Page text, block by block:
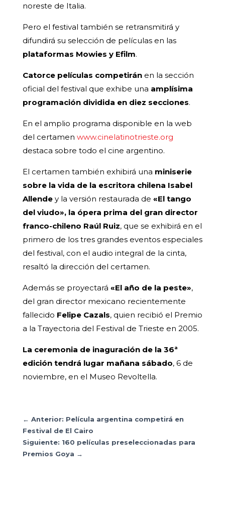
noreste de Italia.
Pero el festival también se retransmitirá y
difundirá su selección de películas en las
plataformas Mowies y Efilm.
Catorce películas competiránen la sección
oficial del festival que exhibe una amplísima
programación dividida en diez secciones.
En el amplio programa disponible en la web
del certamen www.cinelatinotrieste.org
destaca sobre todo el cine argentino.
El certamen también exhibirá una miniserie
sobre la vida de la escritora chilena Isabel
Allendey la versión restaurada de «El tango
del viudo», la ópera prima del gran director
franco-chileno Raúl Ruiz, que se exhibirá en el
primero de los tres grandes eventos especiales
del festival, con el audio integral de la cinta,
resaltó la dirección del certamen.
Además se proyectará «El año de la peste»,
del gran director mexicano recientemente
fallecido Felipe Cazals, quien recibió el Premio
a la Trayectoria del Festival de Trieste en 2005.
La ceremonia de inaguración de la 36ª
edición tendrá lugar mañana sábado, 6 de
noviembre, en el Museo Revoltella.
← Anterior: Película argentina competirá en
Festival de El Cairo
Siguiente: 160 películas preseleccionadas para
Premios Goya →